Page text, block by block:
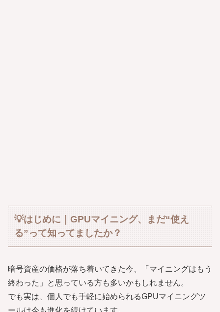
💡はじめに｜GPUマイニング、まだ“使え
る”って知ってましたか？
暗号資産の価格が落ち着いてきた今、「マイニングはもう
終わった」と思っている方も多いかもしれません。
でも実は、個人でも手軽に始められるGPUマイニングツ